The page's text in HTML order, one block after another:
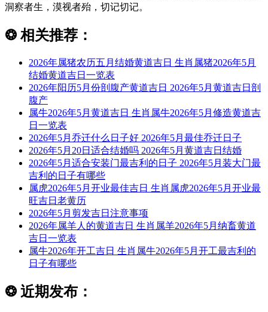
洞察者生，漠视者殆，切记切记。
❂ 相关推荐：
2026年属猪农历五月结婚黄道吉日 生肖属猪2026年5月
结婚黄道吉日一览表
2026年阳历5月份剖腹产黄道吉日 2026年5月黄道吉日剖
腹产
属牛2026年5月黄道吉日 生肖属牛2026年5月修造黄道吉
日一览表
2026年5月乔迁什么日子好 2026年5月最佳乔迁日子
2026年5月20日适合结婚吗 2026年5月黄道吉日结婚
2026年5月适合安装门最吉利的日子 2026年5月装大门最
吉利的日子有哪些
属虎2026年5月开业最佳吉日 生肖属虎2026年5月开业最
旺吉日老黄历
2026年5月剪发吉日注意事项
2026年属羊人的黄道吉日 生肖属羊2026年5月纳畜黄道
吉日一览表
属牛2026年开工吉日 生肖属牛2026年5月开工最吉利的
日子有哪些
❂ 近期发布：